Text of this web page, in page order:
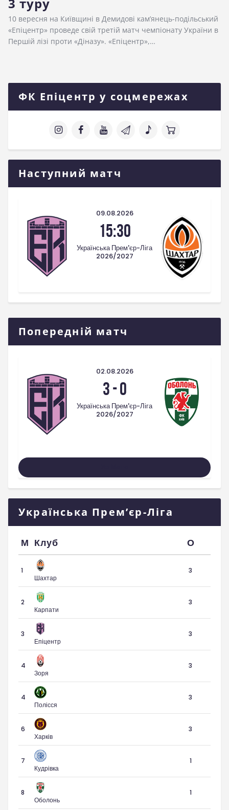
10 вересня на Київщині в Демидові кам’янець-подільський
«Епіцентр» проведе свій третій матч чемпіонату України в
Першій лізі проти «Діназу». «Епіцентр»,…
ФК Епіцентр у соцмережах
Наступний матч
09.08.2026
15:30
Українська Прем'єр-Ліга
2026/2027
Попередній матч
02.08.2026
3-0
Українська Прем'єр-Ліга
2026/2027
Українська Прем’єр-Ліга
М Клуб О
1
Шахтар
3
2
Карпати
3
3
Епіцентр
3
4
Зоря
3
4
Полісся
3
6
Харків
3
7
Кудрівка
1
8
Оболонь
1